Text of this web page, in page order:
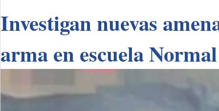
Investigan nuevas
arma en escuela Normal